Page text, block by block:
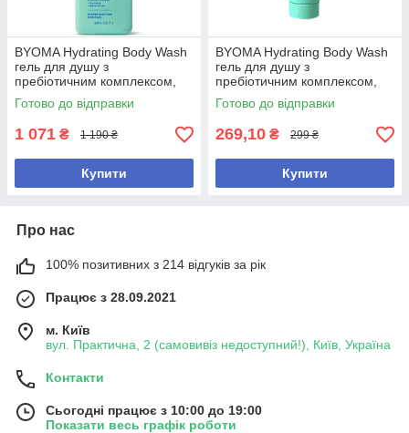
BYOMA Hydrating Body Wash
гель для душу з
пребіотичним комплексом,
бета-глюканом і скваланом
для зволоження шкіри, 500
мл
Готово до відправки
1 071 ₴ 1 190 ₴
Купити
BYOMA Hydrating Body Wash
гель для душу з
пребіотичним комплексом,
бета-глюканом і скваланом
для зволоження шкіри, 100
мл
Готово до відправки
269,10 ₴ 299 ₴
Купити
Про нас
100% позитивних з 214 відгуків за рік
Працює з 28.09.2021
м. Київ
вул. Практична, 2 (самовивіз недоступний!), Київ, Україна
Контакти
Сьогодні працює з 10:00 до 19:00
Показати весь графік роботи